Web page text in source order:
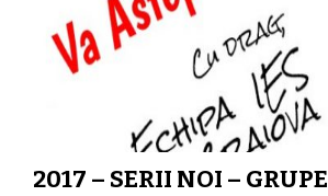
2017 – SERII NOI – GRUPE